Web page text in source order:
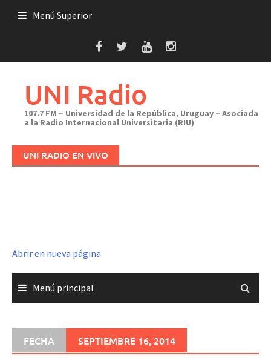
Menú Superior
UNI Radio
107.7 FM – Universidad de la República, Uruguay – Asociada
a la Radio Internacional Universitaria (RIU)
UNI RADIO EN VIVO
Abrir en nueva página
Menú principal
FECHA SEPTIEMBRE 16, 2014